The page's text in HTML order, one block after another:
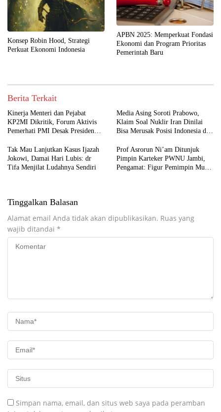
Konsep Robin Hood, Strategi
Perkuat Ekonomi Indonesia
APBN 2025: Memperkuat Fondasi
Ekonomi dan Program Prioritas
Pemerintah Baru
Berita Terkait
Kinerja Menteri dan Pejabat
KP2MI Dikritik, Forum Aktivis
Pemerhati PMI Desak Presiden
Media Asing Soroti Prabowo,
Klaim Soal Nuklir Iran Dinilai
Bisa Merusak Posisi Indonesia di
Tak Mau Lanjutkan Kasus Ijazah
Jokowi, Damai Hari Lubis: dr
Tifa Menjilat Ludahnya Sendiri
Prof Asrorun Ni’am Ditunjuk
Pimpin Karteker PWNU Jambi,
Pengamat: Figur Pemimpin Muda
Tinggalkan Balasan
Alamat email Anda tidak akan dipublikasikan. Ruas yang
wajib ditandai *
Simpan nama, email, dan situs web saya pada peramban